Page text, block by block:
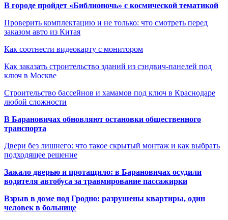
В городе пройдет «Библионочь» с космической тематикой
Проверить комплектацию и не только: что смотреть перед
заказом авто из Китая
Как соотнести видеокарту с монитором
Как заказать строительство зданий из сэндвич-панелей под
ключ в Москве
Строительство бассейнов и хамамов под ключ в Краснодаре
любой сложности
В Барановичах обновляют остановки общественного
транспорта
Двери без лишнего: что такое скрытый монтаж и как выбрать
подходящее решение
Зажало дверью и протащило: в Барановичах осудили
водителя автобуса за травмирование пассажирки
Взрыв в доме под Гродно: разрушены квартиры, один
человек в больнице